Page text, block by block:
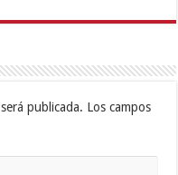
publicada. Los campos